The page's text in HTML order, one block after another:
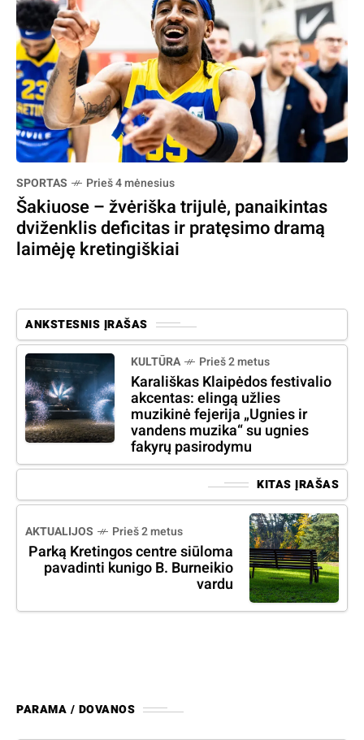
SPORTAS Prieš 4 mėnesius
Šakiuose – žvėriška trijulė, panaikintas
dviženklis deficitas ir pratęsimo dramą
laimėję kretingiškiai
ANKSTESNIS ĮRAŠAS
KULTŪRA Prieš 2 metus
Karališkas Klaipėdos festivalio
akcentas: elingą užlies
muzikinė fejerija „Ugnies ir
vandens muzika“ su ugnies
fakyrų pasirodymu
KITAS ĮRAŠAS
AKTUALIJOS Prieš 2 metus
Parką Kretingos centre siūloma
pavadinti kunigo B. Burneikio
vardu
PARAMA / DOVANOS